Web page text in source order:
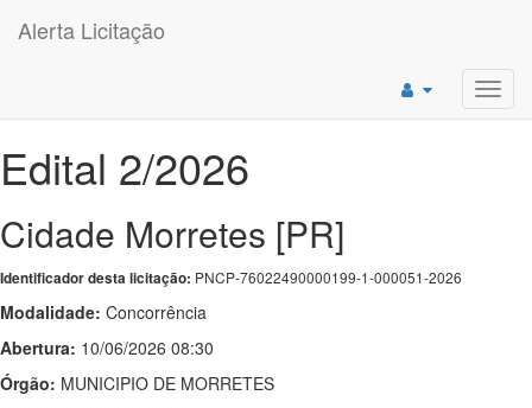
Alerta Licitação
Edital 2/2026
Cidade Morretes [PR]
Identificador desta licitação: PNCP-76022490000199-1-000051-2026
Modalidade: Concorrência
Abertura: 10/06/2026 08:30
Órgão: MUNICIPIO DE MORRETES